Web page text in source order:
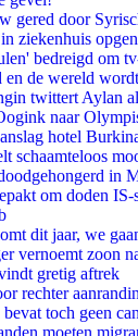
gered door
ziekenhuis
bedreigd om
en de wereld
twittert Aylan
naar
hotel
schaamteloos
in
om doden IS-
dit jaar, we
vernoemt zoon
gretig aftrek
rechter
toch geen
moeten